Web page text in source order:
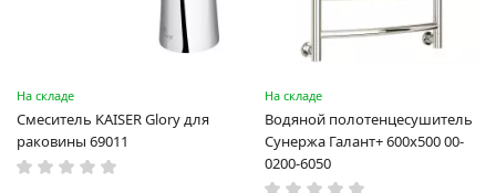
На складе
Смеситель KAISER Glory для
раковины 69011
На складе
Водяной полотенцесушитель
Сунержа Галант+ 600x500 00-
0200-6050